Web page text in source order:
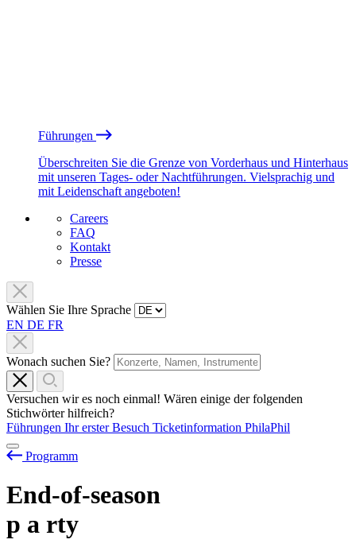
Führungen
Überschreiten Sie die Grenze von Vorderhaus und Hinterhaus
mit unseren Tages- oder Nachtführungen. Vielsprachig und
mit Leidenschaft angeboten!
Careers
FAQ
Kontakt
Presse
Wählen Sie Ihre Sprache
EN DE FR
Wonach suchen Sie?
Versuchen wir es noch einmal! Wären einige der folgenden
Stichwörter hilfreich?
Führungen Ihr erster Besuch Ticketinformation PhilaPhil
Programm
End-of-season
p a rty